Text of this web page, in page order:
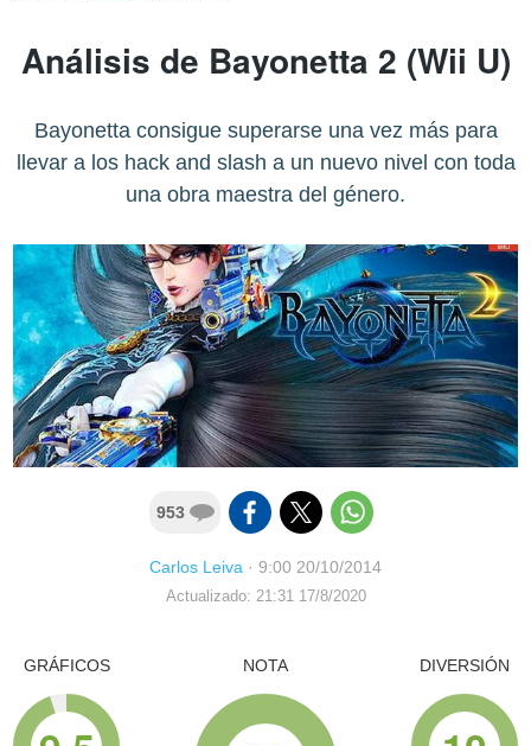
Análisis de Bayonetta 2 (Wii U)
Bayonetta consigue superarse una vez más para
llevar a los hack and slash a un nuevo nivel con toda
una obra maestra del género.
953
Carlos Leiva · 9:00 20/10/2014
Actualizado: 21:31 17/8/2020
GRÁFICOS NOTA DIVERSIÓN